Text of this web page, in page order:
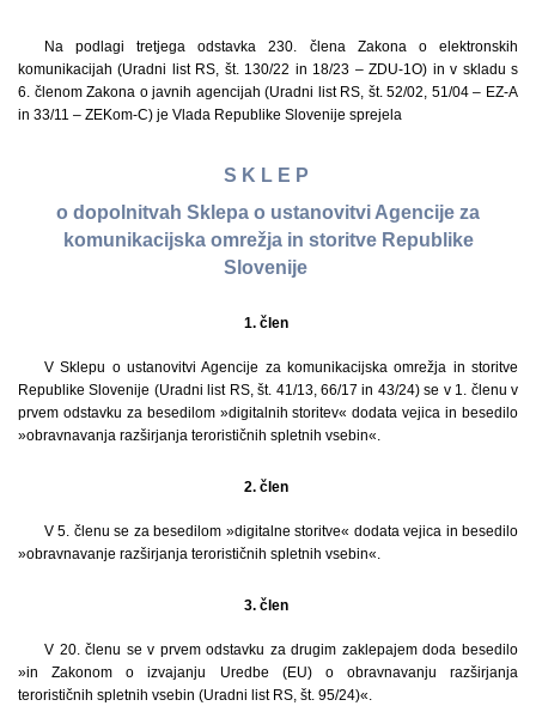
Na podlagi tretjega odstavka 230. člena Zakona o elektronskih
komunikacijah (Uradni list RS, št. 130/22 in 18/23 – ZDU-1O) in v skladu s
6. členom Zakona o javnih agencijah (Uradni list RS, št. 52/02, 51/04 – EZ-A
in 33/11 – ZEKom-C) je Vlada Republike Slovenije sprejela
S K L E P
o dopolnitvah Sklepa o ustanovitvi Agencije za
komunikacijska omrežja in storitve Republike
Slovenije
1. člen
V Sklepu o ustanovitvi Agencije za komunikacijska omrežja in storitve
Republike Slovenije (Uradni list RS, št. 41/13, 66/17 in 43/24) se v 1. členu v
prvem odstavku za besedilom »digitalnih storitev« dodata vejica in besedilo
»obravnavanja razširjanja terorističnih spletnih vsebin«.
2. člen
V 5. členu se za besedilom »digitalne storitve« dodata vejica in besedilo
»obravnavanje razširjanja terorističnih spletnih vsebin«.
3. člen
V 20. členu se v prvem odstavku za drugim zaklepajem doda besedilo
»in Zakonom o izvajanju Uredbe (EU) o obravnavanju razširjanja
terorističnih spletnih vsebin (Uradni list RS, št. 95/24)«.